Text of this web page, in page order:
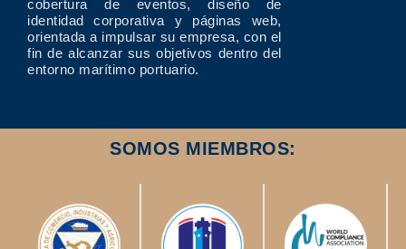
cobertura de eventos, diseño de
identidad corporativa y páginas web,
orientada a impulsar su empresa, con el
fin de alcanzar sus objetivos dentro del
entorno marítimo portuario.
SOMOS MIEMBROS: